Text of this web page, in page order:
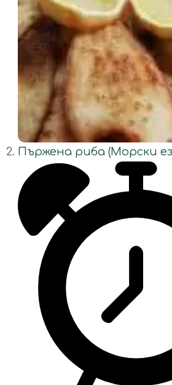
Пържена риба (Морски